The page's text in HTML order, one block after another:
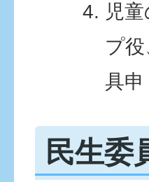
児
プ
具申
民生委